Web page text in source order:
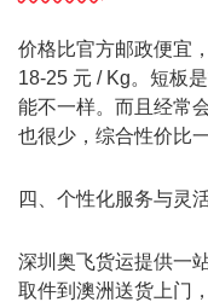
价格比官方邮政便宜
18-25 元 / Kg。短板
能不一样。而且经常
也很少，综合性价比一
四、个性化服务与灵
深圳 奥飞货运提供一
取件到澳洲送货上门